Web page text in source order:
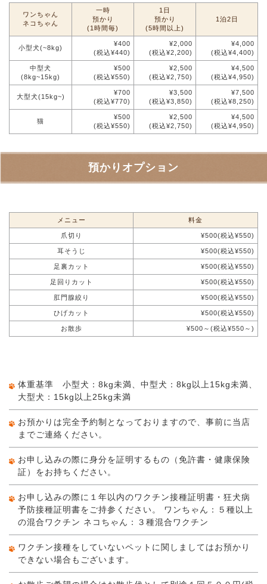
ワンちゃん
ネコちゃん
一時
預かり
(1時間毎)
1日
預かり
(5時間以上)
1泊2日
小型犬(~8kg)
¥400
(税込¥440)
¥2,000
(税込¥2,200)
¥4,000
(税込¥4,400)
中型犬
(8kg~15kg)
¥500
(税込¥550)
¥2,500
(税込¥2,750)
¥4,500
(税込¥4,950)
大型犬(15kg~)
¥700
(税込¥770)
¥3,500
(税込¥3,850)
¥7,500
(税込¥8,250)
猫
¥500
(税込¥550)
¥2,500
(税込¥2,750)
¥4,500
(税込¥4,950)
預かりオプション
メニュー 料金
爪切り ¥500(税込¥550)
耳そうじ ¥500(税込¥550)
足裏カット ¥500(税込¥550)
足回りカット ¥500(税込¥550)
肛門腺絞り ¥500(税込¥550)
ひげカット ¥500(税込¥550)
お散歩 ¥500～(税込¥550～)
体重基準 小型犬：8kg未満、中型犬：8kg以上15kg未満、
大型犬：15kg以上25kg未満
お預かりは完全予約制となっておりますので、事前に当店
までご連絡ください。
お申し込みの際に身分を証明するもの（免許書・健康保険
証）をお持ちください。
お申し込みの際に１年以内のワクチン接種証明書・狂犬病
予防接種証明書をご持参ください。 ワンちゃん：５種以上
の混合ワクチン ネコちゃん：３種混合ワクチン
ワクチン接種をしていないペットに関しましてはお預かり
できない場合もございます。